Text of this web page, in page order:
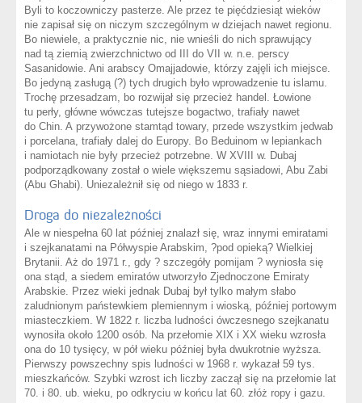
Byli to koczowniczy pasterze. Ale przez te pięćdziesiąt wieków
nie zapisał się on niczym szczególnym w dziejach nawet regionu.
Bo niewiele, a praktycznie nic, nie wnieśli do nich sprawujący
nad tą ziemią zwierzchnictwo od III do VII w. n.e. perscy
Sasanidowie. Ani arabscy Omajjadowie, którzy zajęli ich miejsce.
Bo jedyną zasługą (?) tych drugich było wprowadzenie tu islamu.
Trochę przesadzam, bo rozwijał się przecież handel. Łowione
tu perły, główne wówczas tutejsze bogactwo, trafiały nawet
do Chin. A przywożone stamtąd towary, przede wszystkim jedwab
i porcelana, trafiały dalej do Europy. Bo Beduinom w lepiankach
i namiotach nie były przecież potrzebne. W XVIII w. Dubaj
podporządkowany został o wiele większemu sąsiadowi, Abu Zabi
(Abu Ghabi). Uniezależnił się od niego w 1833 r.
Droga do niezależności
Ale w niespełna 60 lat później znalazł się, wraz innymi emiratami
i szejkanatami na Półwyspie Arabskim, ?pod opieką? Wielkiej
Brytanii. Aż do 1971 r., gdy ? szczegóły pomijam ? wyniosła się
ona stąd, a siedem emiratów utworzyło Zjednoczone Emiraty
Arabskie. Przez wieki jednak Dubaj był tylko małym słabo
zaludnionym państewkiem plemiennym i wioską, później portowym
miasteczkiem. W 1822 r. liczba ludności ówczesnego szejkanatu
wynosiła około 1200 osób. Na przełomie XIX i XX wieku wzrosła
ona do 10 tysięcy, w pół wieku później była dwukrotnie wyższa.
Pierwszy powszechny spis ludności w 1968 r. wykazał 59 tys.
mieszkańców. Szybki wzrost ich liczby zaczął się na przełomie lat
70. i 80. ub. wieku, po odkryciu w końcu lat 60. złóż ropy i gazu.